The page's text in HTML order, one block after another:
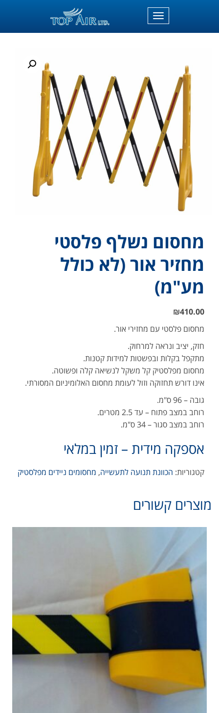
תפריט
מחסום נשלף פלסטי
מחזיר אור (לא כולל
מע"מ)
₪410.00
מחסום פלסטי עם מחזירי אור.
חזק, יציב ונראה למרחוק.
מתקפל בקלות ובפשטות למידות קטנות.
מחסום מפלסטיק קל משקל לנשיאה קלה ופשוטה.
אינו דורש תחזוקה וזול לעומת מחסום האלומיניום המסורתי.
גובה – 96 ס"מ.
רוחב במצב פתוח – עד 2.5 מטרים.
רוחב במצב סגור – 34 ס"מ.
אספקה מידית – זמין במלאי
קטגוריות: הכוונת תנועה לתעשייה, מחסומים ניידים מפלסטיק
מוצרים קשורים